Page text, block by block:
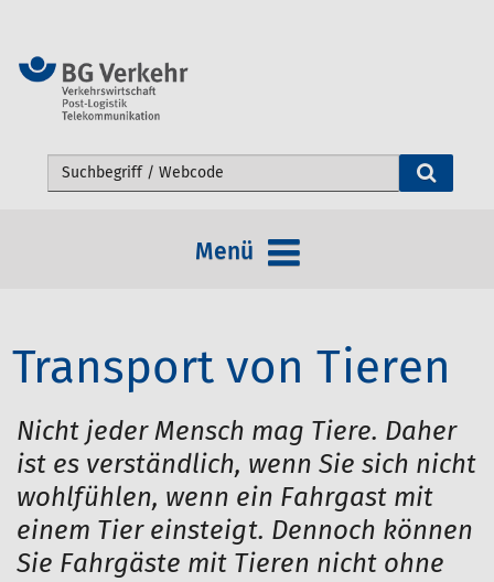
Webseite durchsuchen
Menü
Transport von Tieren
Nicht jeder Mensch mag Tiere. Daher
ist es verständlich, wenn Sie sich nicht
wohlfühlen, wenn ein Fahrgast mit
einem Tier einsteigt. Dennoch können
Sie Fahrgäste mit Tieren nicht ohne